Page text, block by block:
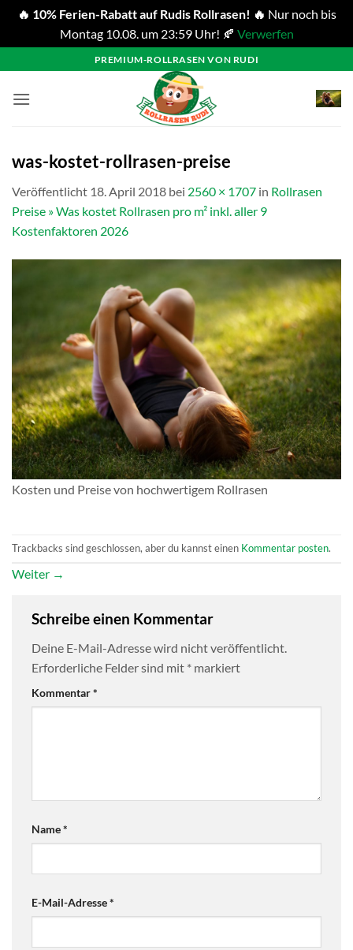
🔥 10% Ferien-Rabatt auf Rudis Rollrasen! 🔥 Nur noch bis
Montag 10.08. um 23:59 Uhr! 🍂 Verwerfen
Inhalt
springen
PREMIUM-ROLLRASEN VON RUDI
was-kostet-rollrasen-preise
Veröffentlicht 18. April 2018 bei 2560 × 1707 in Rollrasen
Preise » Was kostet Rollrasen pro m² inkl. aller 9
Kostenfaktoren 2026
Kosten und Preise von hochwertigem Rollrasen
Trackbacks sind geschlossen, aber du kannst einen Kommentar posten.
Weiter →
Schreibe einen Kommentar
Deine E-Mail-Adresse wird nicht veröffentlicht.
Erforderliche Felder sind mit * markiert
Kommentar*
Name*
E-Mail-Adresse*